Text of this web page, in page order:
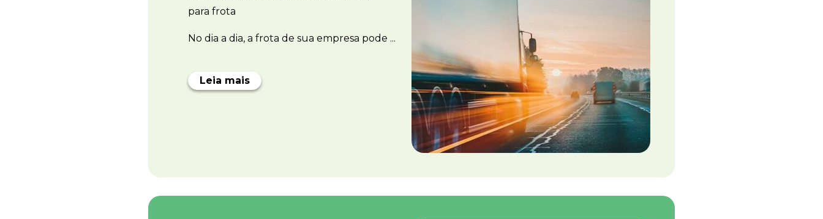
para frota
No dia a dia, a frota de sua empresa pode ...
Leia mais